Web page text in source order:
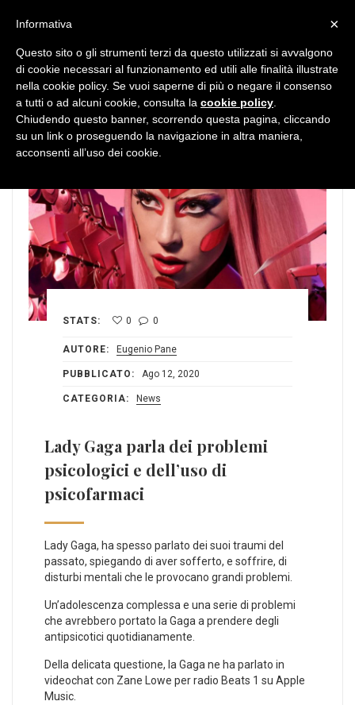
STATS: 0 0
AUTORE: Eugenio Pane
PUBBLICATO: Ago 12, 2020
CATEGORIA: News
Lady Gaga parla dei problemi
psicologici e dell’uso di
psicofarmaci
Lady Gaga, ha spesso parlato dei suoi traumi del
passato, spiegando di aver sofferto, e soffrire, di
disturbi mentali che le provocano grandi problemi.
Un’adolescenza complessa e una serie di problemi
che avrebbero portato la Gaga a prendere degli
antipsicotici quotidianamente.
Della delicata questione, la Gaga ne ha parlato in
videochat con Zane Lowe per radio Beats 1 su Apple
Music.
×
Informativa
Questo sito o gli strumenti terzi da questo utilizzati si avvalgono
di cookie necessari al funzionamento ed utili alle finalità illustrate
nella cookie policy. Se vuoi saperne di più o negare il consenso
a tutti o ad alcuni cookie, consulta la cookie policy
Chiudendo questo banner, scorrendo questa pagina, cliccando
su un link o proseguendo la navigazione in altra maniera,
acconsenti all’uso dei cookie.